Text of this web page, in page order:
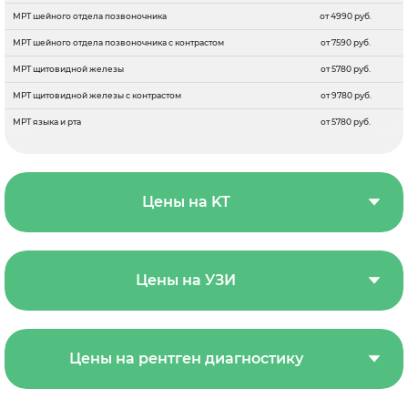
МРТ шейного отдела позвоночника от 4990 руб.
МРТ шейного отдела позвоночника c контрастом от 7590 руб.
МРТ щитовидной железы от 5780 руб.
МРТ щитовидной железы с контрастом от 9780 руб.
МРТ языка и рта от 5780 руб.
Цены на KT
Цены на УЗИ
Цены на рентген диагностику